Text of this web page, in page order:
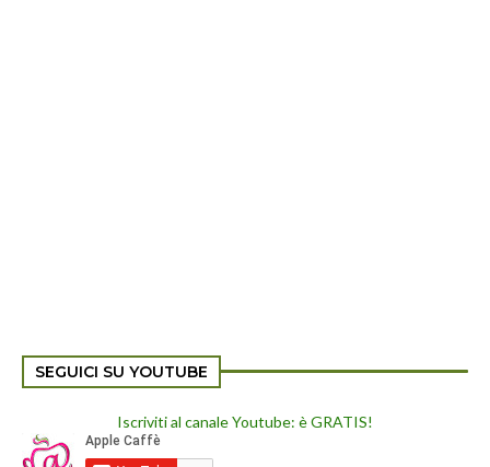
SEGUICI SU YOUTUBE
Iscriviti al canale Youtube: è GRATIS!